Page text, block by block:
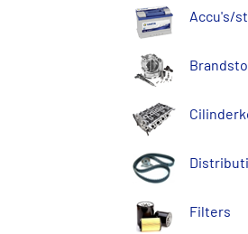
volgende werkdag.Accu's/
Filters